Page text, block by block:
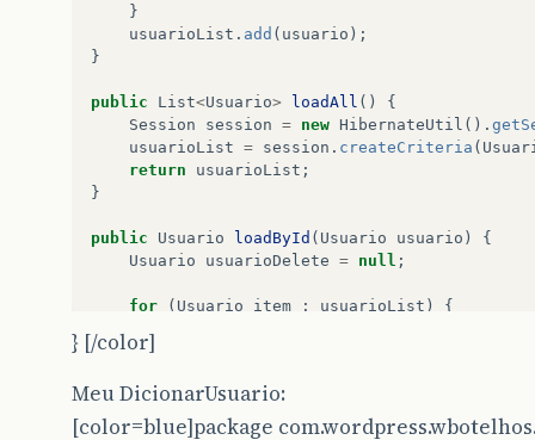
}
usuarioList . add ( usuario );
}
public List<Usuario> loadAll ()
{
Session
session = new HibernateUtil ().
usuarioList = session . createCriteria (
return
usuarioList ;
}
public Usuario loadById ( Usuario usuario )
{
Usuario
usuarioDelete = null ;
for ( Usuario item : usuarioList )
{
}
} [/color]
Meu DicionarUsuario:
[color=blue]package